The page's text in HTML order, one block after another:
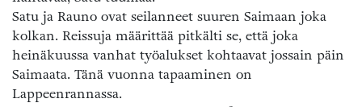
Satu ja Rauno ovat seilanneet suuren Saimaan joka
kolkan. Reissuja määrittää pitkälti se, että joka
heinäkuussa vanhat työalukset kohtaavat jossain päin
Saimaata. Tänä vuonna tapaaminen on
Lappeenrannassa.